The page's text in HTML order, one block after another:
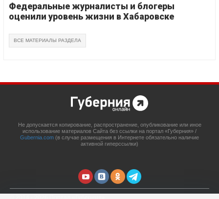
Федеральные журналисты и блогеры
оценили уровень жизни в Хабаровске
ВСЕ МАТЕРИАЛЫ РАЗДЕЛА
Не допускается копирование, распространение, опубликование или иное
использование материалов Сайта без ссылки на портал «Губерния» /
Gubernia.com (в случае размещения в Интернете обязательно наличие
активной гиперссылки)